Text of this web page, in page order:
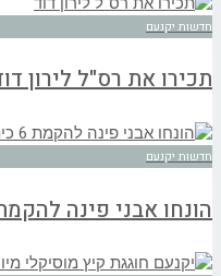
חדשות יקנעם
תכירו את רס"ל לירון
חדשות יקנעם
הונחו אבני פינה להקמת 6 כיתות גני ילדים